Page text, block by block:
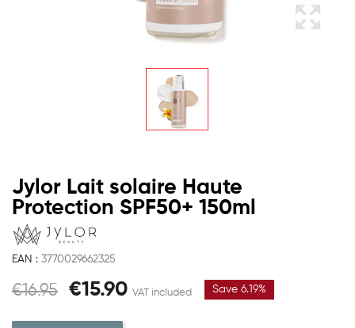
Jylor Lait solaire Haute
Protection SPF50+ 150ml
EAN : 3770029662325
€16.95 €15.90 VAT included Save 6.19%